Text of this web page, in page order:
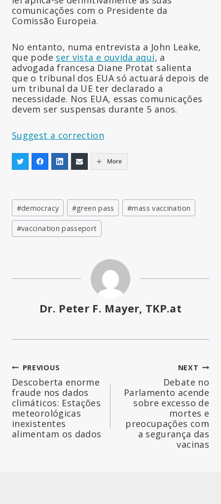
comunicações com o Presidente da
Comissão Europeia.
No entanto, numa entrevista a John Leake,
que pode ser vista e ouvida aqui, a
advogada francesa Diane Protat salienta
que o tribunal dos EUA só actuará depois de
um tribunal da UE ter declarado a
necessidade. Nos EUA, essas comunicações
devem ser suspensas durante 5 anos.
Suggest a correction
More
Post
Tags:
#democracy #green pass #mass vaccination
#vaccination passeport
Dr. Peter F. Mayer, TKP.at
Navegação
de
artigos
PREVIOUS
Descoberta enorme
fraude nos dados
climáticos: Estações
meteorológicas
inexistentes
alimentam os dados
NEXT
Debate no
Parlamento acende
sobre excesso de
mortes e
preocupações com
a segurança das
vacinas